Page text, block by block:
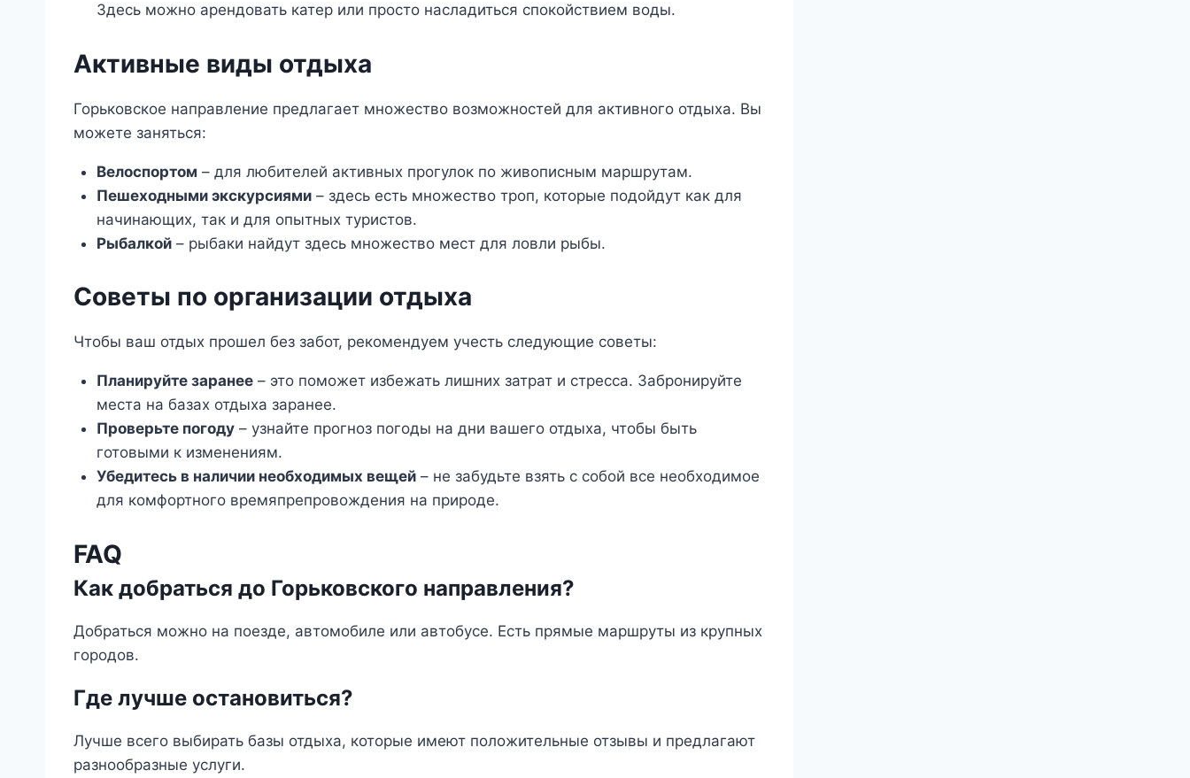
Здесь можно арендовать катер или просто насладиться спокойствием воды.
Активные виды отдыха
Горьковское направление предлагает множество возможностей для активного отдыха. Вы
можете заняться:
Велоспортом – для любителей активных прогулок по живописным маршрутам.
Пешеходными экскурсиями– здесь есть множество троп, которые подойдут как для
начинающих, так и для опытных туристов.
Рыбалкой– рыбаки найдут здесь множество мест для ловли рыбы.
Советы по организации отдыха
Чтобы ваш отдых прошел без забот, рекомендуем учесть следующие советы:
Планируйте заранее– это поможет избежать лишних затрат и стресса. Забронируйте
места на базах отдыха заранее.
Проверьте погоду– узнайте прогноз погоды на дни вашего отдыха, чтобы быть
готовыми к изменениям.
Убедитесь в наличии необходимых вещей– не забудьте взять с собой все необходимое
для комфортного времяпрепровождения на природе.
FAQ
Как добраться до Горьковского направления?
Добраться можно на поезде, автомобиле или автобусе. Есть прямые маршруты из крупных
городов.
Где лучше остановиться?
Лучше всего выбирать базы отдыха, которые имеют положительные отзывы и предлагают
разнообразные услуги.